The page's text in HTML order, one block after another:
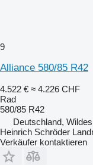
9
Alliance 580/85 R42
4.522 € ≈ 4.226 CHF
Rad
580/85 R42
Deutschland,
Heinrich Schröder
Verkäufer kontaktieren